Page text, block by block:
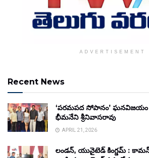
ADVERTISEMENT
Recent News
‘పరమపద సోపానం’ ఘనవిజయం
భీమనేని శ్రీనివాసరావు
APRIL 21, 2026
లండన్, యునైటెడ్ కింగ్డమ్ :